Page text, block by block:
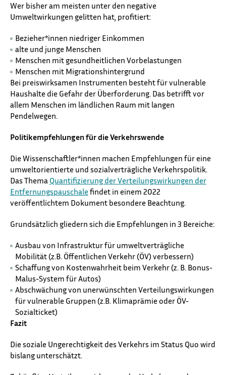
Wer bisher am meisten unter den negative
Umweltwirkungen gelitten hat, profitiert:
Bezieher*innen niedriger Einkommen
alte und junge Menschen
Menschen mit gesundheitlichen Vorbelastungen
Menschen mit Migrationshintergrund
Bei preiswirksamen Instrumenten besteht für vulnerable
Haushalte die Gefahr der Überforderung. Das betrifft vor
allem Menschen im ländlichen Raum mit langen
Pendelwegen.
Politikempfehlungen für die Verkehrswende
Die Wissenschaftler*innen machen Empfehlungen für eine
umweltorientierte und sozialverträgliche Verkehrspolitik.
Das Thema Quantifizierung der Verteilungswirkungen der
Entfernungspauschalefindet in einem 2022
veröffentlichtem Dokument besondere Beachtung.
Grundsätzlich gliedern sich die Empfehlungen in 3 Bereiche:
Ausbau von Infrastruktur für umweltverträgliche
Mobilität (z.B. Öffentlichen Verkehr (ÖV) verbessern)
Schaffung von Kostenwahrheit beim Verkehr (z. B. Bonus-
Malus-System für Autos)
Abschwächung von unerwünschten Verteilungswirkungen
für vulnerable Gruppen (z.B. Klimaprämie oder ÖV-
Sozialticket)
Fazit
Die soziale Ungerechtigkeit des Verkehrs im Status Quo wird
bislang unterschätzt.